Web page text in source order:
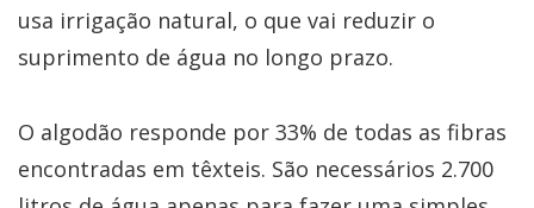
usa irrigação natural, o que vai reduzir o
suprimento de água no longo prazo.
O algodão responde por 33% de todas as fibras
encontradas em têxteis. São necessários 2.700